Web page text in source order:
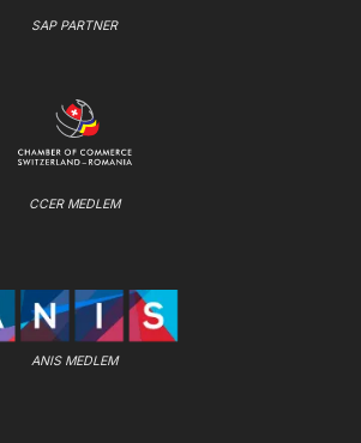
SAP PARTNER
CCER MEDLEM
ANIS MEDLEM